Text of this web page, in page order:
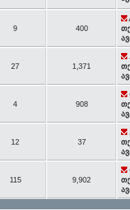
9 400
27 1,371
4 908
12 37
115 9,902